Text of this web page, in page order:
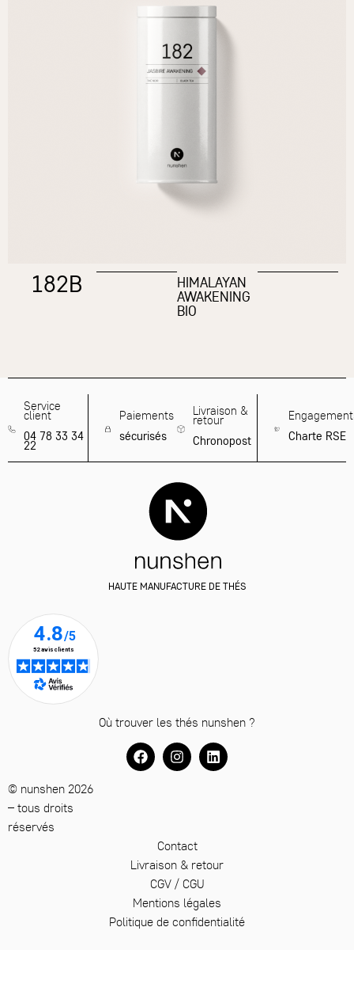
182B HIMALAYAN
AWAKENING
BIO
Service
client
04 78 33 34
22
Paiements
sécurisés
Livraison &
retour
Chronopost
Charte RSE
Contact
Livraison & retour
CGV / CGU
Mentions légales
Politique de confidentialité
HAUTE MANUFACTURE DE THÉS
Où trouver les thés nunshen ?
© nunshen 2026
– tous droits
réservés